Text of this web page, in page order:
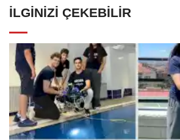
İLGINIZI ÇEKEBILIR